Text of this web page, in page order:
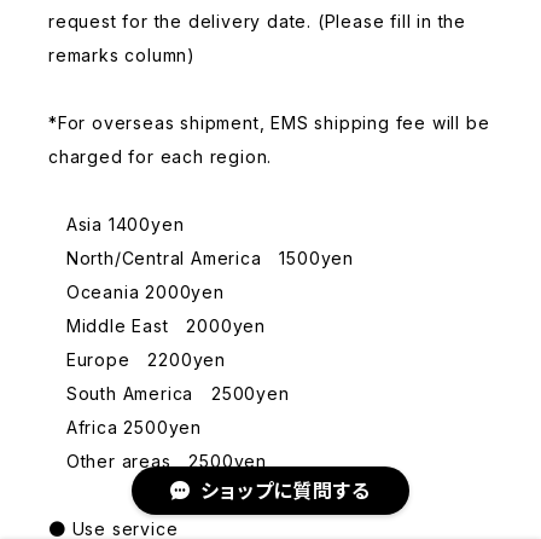
ショップに質問する
request for the delivery date. (Please fill in the
remarks column)
*For overseas shipment, EMS shipping fee will be
charged for each region.
Asia 1400yen
North/Central America 1500yen
Oceania 2000yen
Middle East 2000yen
Europe 2200yen
South America 2500yen
Africa 2500yen
Other areas 2500yen
● Use service